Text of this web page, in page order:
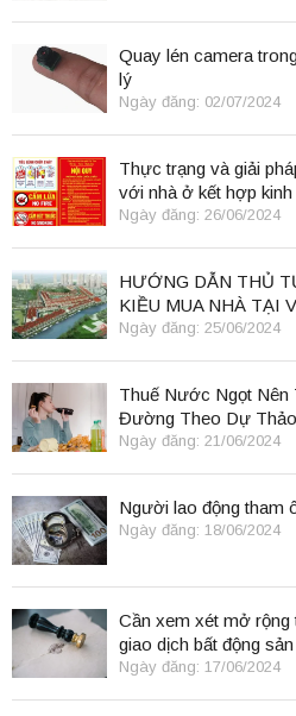
Quay lén camera
lý
Ngày đăng: 02/07/2024
Thực trạng và giải
với nhà ở kết hợp
Ngày đăng: 26/06/2024
HƯỚNG DẪN THỦ
KIỀU MUA NHÀ TẠI
ĐAI 2024
Ngày đăng: 25/06/2024
Thuế Nước Ngọt
Đường Theo Dự
Biệt
Ngày đăng: 21/06/2024
Người lao động tham
Ngày đăng: 18/06/2024
Cần xem xét mở
giao dịch bất động
điện tử.
Ngày đăng: 17/06/2024